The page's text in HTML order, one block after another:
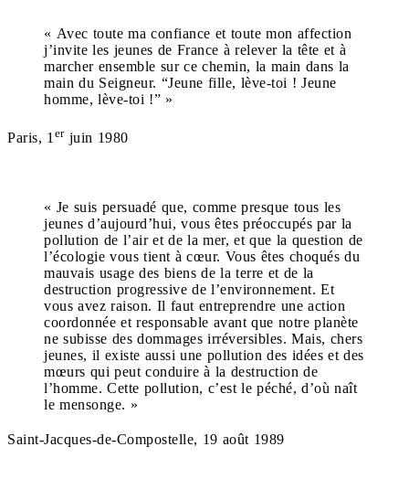
« Avec toute ma confiance et toute mon affection
j’invite les jeunes de France à relever la tête et à
marcher ensemble sur ce chemin, la main dans la
main du Seigneur. “Jeune fille, lève-toi ! Jeune
homme, lève-toi !” »
Paris, 1 erjuin 1980
« Je suis persuadé que, comme presque tous les
jeunes d’aujourd’hui, vous êtes préoccupés par la
pollution de l’air et de la mer, et que la question de
l’écologie vous tient à cœur. Vous êtes choqués du
mauvais usage des biens de la terre et de la
destruction progressive de l’environnement. Et
vous avez raison. Il faut entreprendre une action
coordonnée et responsable avant que notre planète
ne subisse des dommages irréversibles. Mais, chers
jeunes, il existe aussi une pollution des idées et des
mœurs qui peut conduire à la destruction de
l’homme. Cette pollution, c’est le péché, d’où naît
le mensonge. »
Saint-Jacques-de-Compostelle, 19 août 1989